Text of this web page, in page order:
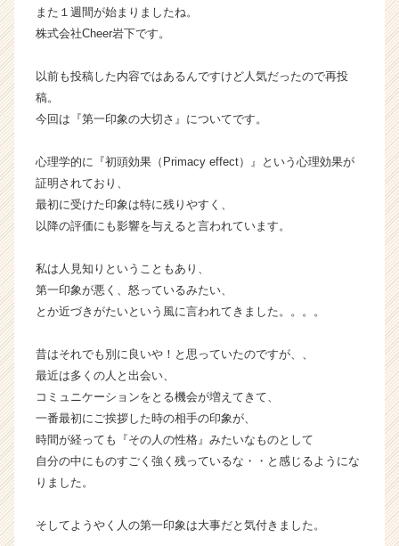
業
か
ス
ウ
届
就
活
イ
チ
ア
ャ
リ
ア
（C
e
e
a
また１週間が始まりましたね。
株式会社Cheer岩下です。
以前も投稿した内容ではあるんですけど人気だったので再投
稿。
今回は『第一印象の大切さ』についてです。
心理学的に『初頭効果（Primacy effect）』という心理効果が
証明されており、
最初に受けた印象は特に残りやすく、
以降の評価にも影響を与えると言われています。
私は人見知りということもあり、
第一印象が悪く、怒っているみたい、
とか近づきがたいという風に言われてきました。。。。
昔はそれでも別に良いや！と思っていたのですが、、
最近は多くの人と出会い、
コミュニケーションをとる機会が増えてきて、
一番最初にご挨拶した時の相手の印象が、
時間が経っても『その人の性格』みたいなものとして
自分の中にものすごく強く残っているな・・と感じるようにな
りました。
そしてようやく人の第一印象は大事だと気付きました。